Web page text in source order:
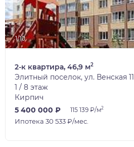
1/10
2-к квартира, 46,9 м2
Элитный поселок, ул. Венская 11
1 / 8 этаж
Кирпич
5 400 000 ₽
115 139 ₽/м2
Ипотека 30 533 ₽/мес.